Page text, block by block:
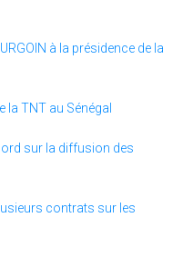
à la présidence de la
la TNT au Sénégal
sur la diffusion des
contrats sur les